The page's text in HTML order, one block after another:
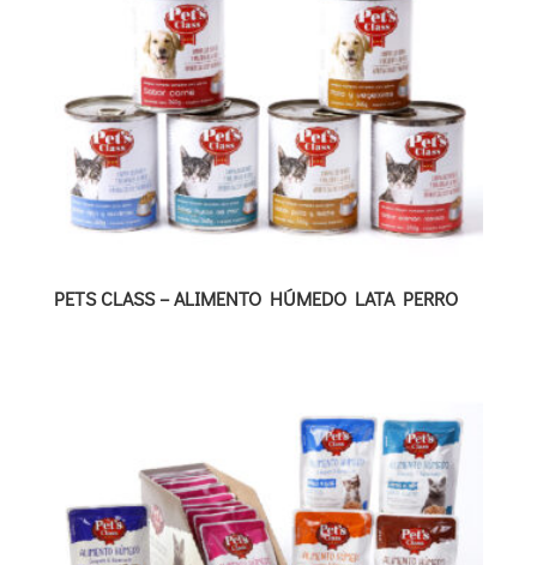
PETS CLASS – ALIMENTO HÚMEDO LATA PERRO